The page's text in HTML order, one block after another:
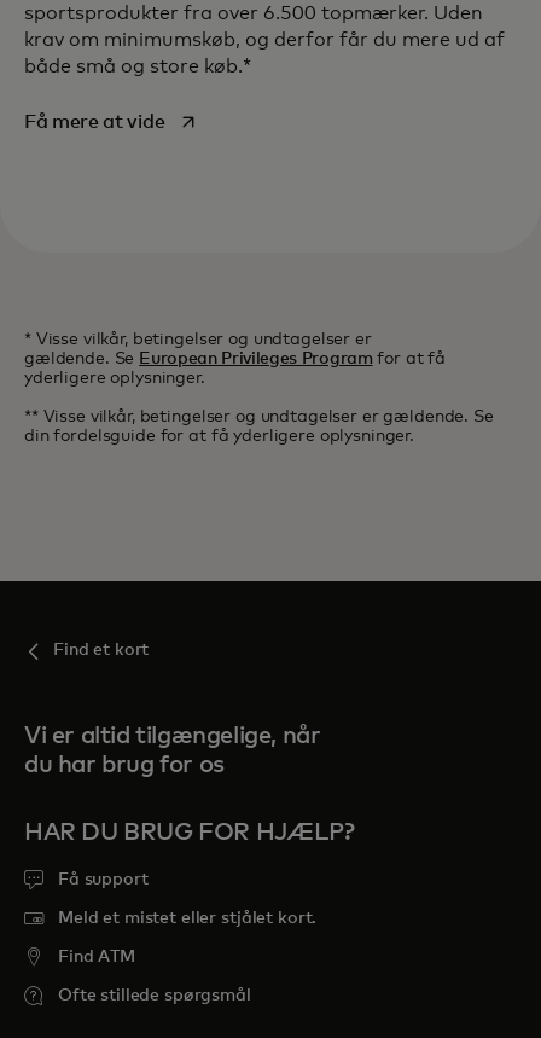
sportsprodukter fra over 6.500 topmærker. Uden
krav om minimumskøb, og derfor får du mere ud af
både små og store køb.*
Få mere at videopens in a new tab
* Visse vilkår, betingelser og undtagelser er
gældende. Se European Privileges Program for at få
yderligere oplysninger.
** Visse vilkår, betingelser og undtagelser er gældende. Se
din fordelsguide for at få yderligere oplysninger.
Find et kort
Vi er altid tilgængelige, når
du har brug for os
HAR DU BRUG FOR HJÆLP?
Få support
Meld et mistet eller stjålet kort.
Find ATM
Ofte stillede spørgsmål